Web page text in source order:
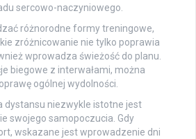
sercowo-naczyniowego.
różnorodne formy treningowe,
zróżnicowanie nie tylko poprawia
wprowadza świeżość do planu.
biegowe z interwałami, można
ogólnej wydolności.
dystansu niezwykle istotne jest
swojego samopoczucia. Gdy
wskazane jest wprowadzenie dni